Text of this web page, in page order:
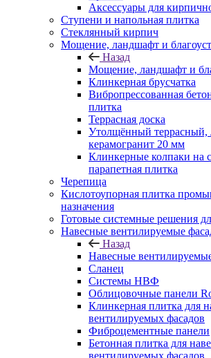
Аксессуары для
Ступени и напольная плитка
Cтеклянный кирпич
Мощение, ландшафт и
Назад
Мощение, ландшафт и
Клинкерная брусчатка
Вибропрессованная
плитка
Террасная доска
Утолщённый
керамогранит 20 мм
Клинкерные колпаки на
парапетная плитка
Черепица
Кислотоупорная плитка
назначения
Готовые системные решения
Навесные вентилируемые
Назад
Навесные
Сланец
Системы НВФ
Облицовочные панели
Клинкерная плитка для
вентилируемых фасадов
Фиброцементные панели
Бетонная плитка для
вентилируемых фасадов